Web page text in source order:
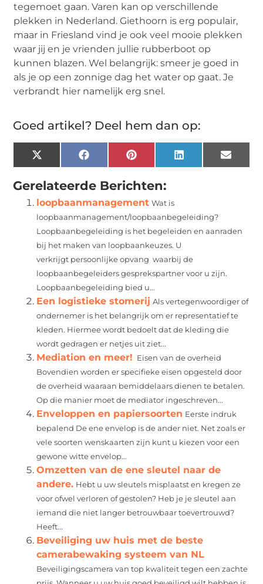
tegemoet gaan. Varen kan op verschillende
plekken in Nederland. Giethoorn is erg populair,
maar in Friesland vind je ook veel mooie plekken
waar jij en je vrienden jullie rubberboot op
kunnen blazen. Wel belangrijk: smeer je goed in
als je op een zonnige dag het water op gaat. Je
verbrandt hier namelijk erg snel.
Goed artikel? Deel hem dan op:
X
(Twitter)
FacebookPinterest LinkedIn Email
Gerelateerde Berichten:
loopbaanmanagement Wat is
loopbaanmanagement/loopbaanbegeleiding?
Loopbaanbegeleiding is het begeleiden en aanraden
bij het maken van loopbaankeuzes. U
verkrijgt persoonlijke opvang waarbij de
loopbaanbegeleiders gesprekspartner voor u zijn.
Loopbaanbegeleiding bied u...
Een logistieke stomerij Als vertegenwoordiger of
ondernemer is het belangrijk om er representatief te
kleden. Hiermee wordt bedoelt dat de kleding die
wordt gedragen er netjes uit ziet...
Mediation en meer! Eisen van de overheid
Bovendien worden er specifieke eisen opgesteld door
de overheid waaraan bemiddelaars dienen te betalen.
Op die manier moet de mediator ingeschreven...
Enveloppen en papiersoorten Eerste indruk
bepalend De ene envelop is de ander niet. Net zoals er
vele soorten wenskaarten zijn kunt u kiezen voor een
gewone witte envelop...
Omzetten van de ene sleutel naar de
andere. Hebt u uw sleutels misplaatst en kregen ze
voor ofwel verloren of gestolen? Heb je je sleutel aan
iemand die niet langer betrouwbaar toevertrouwd?
Heeft...
Beveiliging uw huis met de beste
camerabewaking systeem van NL
Beveiligingscamera van top kwaliteit tegen een zachte